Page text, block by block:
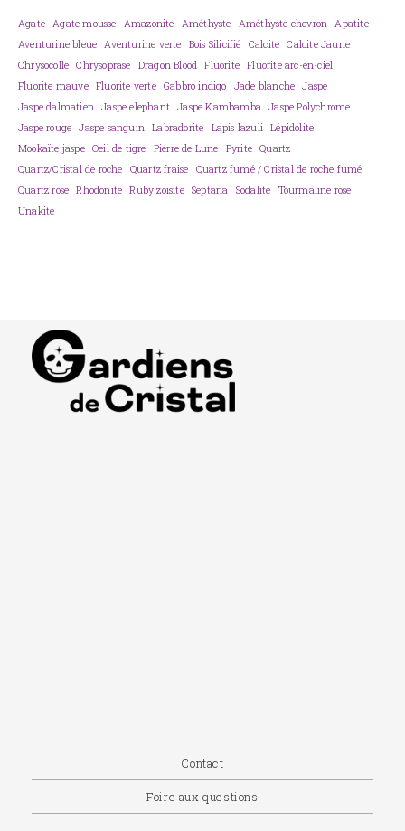
Agate Agate mousse Amazonite Améthyste Améthyste chevron
Apatite
Aventurine bleue
Aventurine verte Bois Silicifié Calcite
Calcite Jaune
Chrysocolle
Chrysoprase Dragon Blood Fluorite Fluorite arc-en-ciel
Fluorite mauve Fluorite verte Gabbro indigo Jade blanche
Jaspe
Jaspe dalmatien
Jaspe elephant Jaspe Kambamba
Jaspe Polychrome
Jaspe rouge
Jaspe sanguin Labradorite Lapis lazuli
Lépidolite
Mookaïte jaspe Oeil de tigre Pierre de Lune Pyrite Quartz
Quartz/Cristal de roche
Quartz fraise
Quartz fumé / Cristal de roche fumé
Quartz rose
Rhodonite Ruby zoïsite Septaria Sodalite
Tourmaline rose
Unakite
Contact
Foire aux questions